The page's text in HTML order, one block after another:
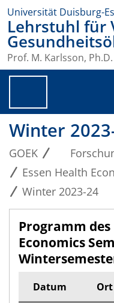
Universität Duisburg-
Lehrstuhl für
Prof. M. Karlsson, Ph.D.
Winter
GOEK
Essen Health
Winter 2023-24
Programm des
Economics
Datum Ort